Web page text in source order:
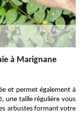
à Marignane
et permet également à
une taille régulière vous
arbustes formant votre